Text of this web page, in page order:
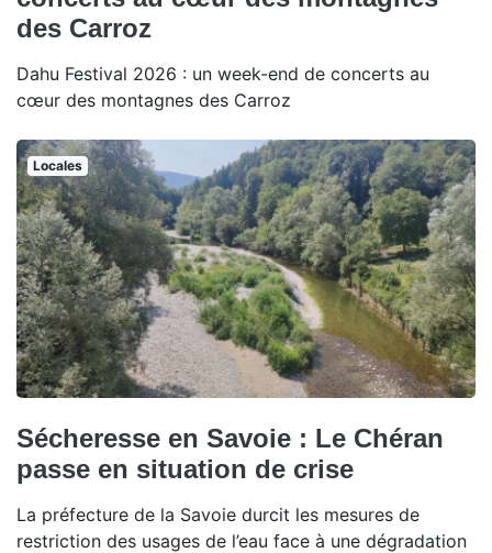
des Carroz
Dahu Festival 2026 : un week-end de concerts au
cœur des montagnes des Carroz
Locales
Sécheresse en Savoie : Le Chéran
passe en situation de crise
La préfecture de la Savoie durcit les mesures de
restriction des usages de l’eau face à une dégradation